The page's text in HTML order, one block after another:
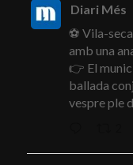
Diari Més
⚽ Vila-
amb una
👉 El
ballada
vespre ple